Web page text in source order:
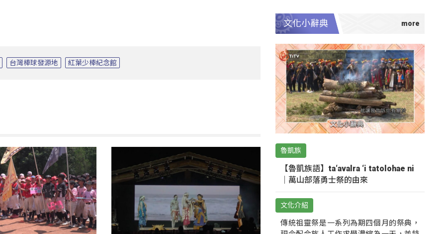
台灣棒球發源地 紅葉少棒紀念館
文化小辭典
魯凱族
【魯凱族語】ta‘avalra ‘i tatolohae ni
｜萬山部落勇士祭的由來
文化介紹
傳統祖靈祭是一系列為期四個月的祭典，